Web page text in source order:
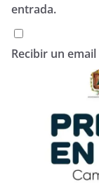
entrada.
Recibir un